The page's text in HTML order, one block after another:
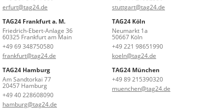
erfurt@tag24.de
stuttgart@tag24.de
TAG24 Frankfurt a. M.
Friedrich-Ebert-Anlage 36
60325 Frankfurt am Main
+49 69 348750580
frankfurt@tag24.de
TAG24 Köln
Neumarkt 1a
50667 Köln
+49 221 98651990
koeln@tag24.de
TAG24 Hamburg
Am Sandtorkai 77
20457 Hamburg
+49 40 228608090
hamburg@tag24.de
TAG24 München
+49 89 215390320
muenchen@tag24.de